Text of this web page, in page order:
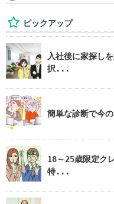
ピックアップ
入社後に家探し
択...
簡単な診断で今
18～25歳限定ク
特...